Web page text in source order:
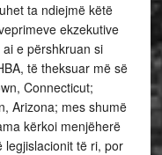
ta ndiejmë këtë
ekzekutive
e përshkruan si
të theksuar më së
Connecticut;
Arizona; mes shumë
kërkoi menjëherë
legjislacionit të ri, por